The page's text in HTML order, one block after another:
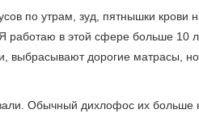
по утрам, зуд, пятнышки крови
в этой сфере больше 10
выбрасывают дорогие матрасы,
Обычный дихлофос их больше